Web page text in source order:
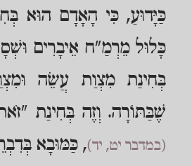
כַּיָּדוּעַ, כִּי הָאָדָם הוּא
כָּלוּל מֵרְמַ"ח אֵיבָרִים
בְּחִינַת מִצְוַת עֲשֵׂה
שֶׁבַּתּוֹרָה. וְזֶה בְּחִינַת
(במדבר יט, יד), כַּמּוּבָא